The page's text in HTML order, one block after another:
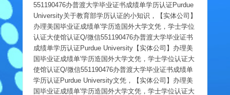
551190476办普渡大学毕业证书成绩单学历认证Purdue
University关于教育部学历认证的小知识，【实体公司】
办理美国毕业证成绩单'学历造国外大学文凭，学士学位
认证大使馆认证Q/微信551190476办普渡大学毕业证书
成绩单学历认证Purdue University【实体公司】办理美
国毕业证成绩单'学历造国外大学文凭，学士学位认证大
使馆认证Q/微信551190476办普渡大学毕业证书成绩单
学历认证Purdue University文凭，【实体公司】办理美
国毕业证成绩单'学历造国外大学文凭，学士学位认证大